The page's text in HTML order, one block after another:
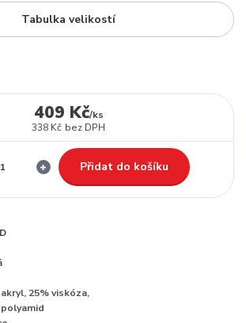
Tabulka velikostí
409 Kč/ks
338 Kč bez DPH
Přidat do košíku
25% viskóza,